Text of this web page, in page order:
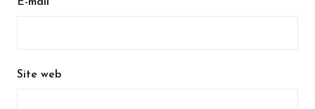
E-mail *
Site web